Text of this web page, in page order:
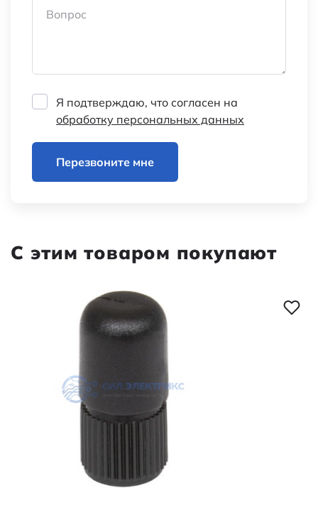
Вопрос
Я подтверждаю, что согласен на
обработку персональных данных
Перезвоните мне
С этим товаром покупают